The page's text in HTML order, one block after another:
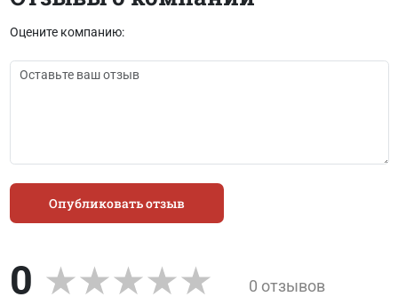
Оцените компанию:
Опубликовать отзыв
0 0 отзывов